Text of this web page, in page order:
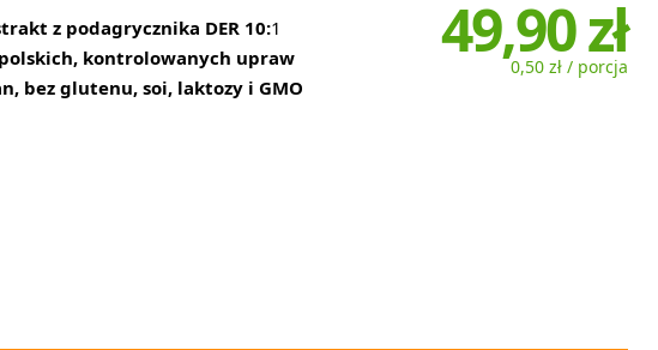
49,90 zł
0,50 zł / porcja
z podagrycznika DER 10:1
kontrolowanych upraw
bez glutenu, soi, laktozy i GMO